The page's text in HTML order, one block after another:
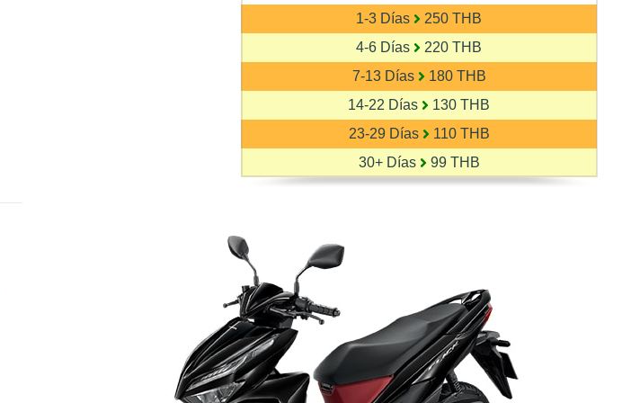
1-3 Días
250 THB
4-6 Días
220 THB
7-13 Días
180 THB
14-22 Días
130 THB
23-29 Días
110 THB
30+ Días
99 THB